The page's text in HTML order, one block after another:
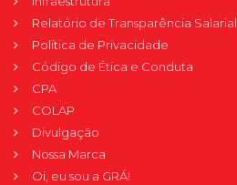
Relatório de Transparência Salarial
Política de Privacidade
Código de Ética e Conduta
CPA
COLAP
Divulgação
Nossa Marca
Oi, eu sou a GRÁ!